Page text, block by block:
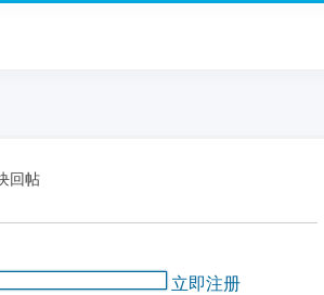
回帖
立即注册